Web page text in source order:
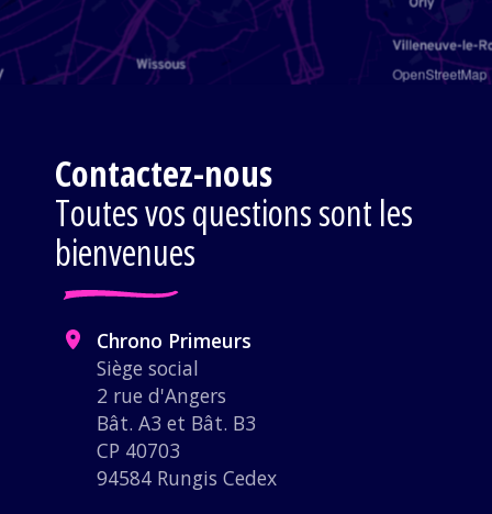
OpenStreetMap
Contactez-nous
Toutes vos questions sont les
bienvenues
Chrono Primeurs
Siège social
2 rue d'Angers
Bât. A3 et Bât. B3
CP 40703
94584 Rungis Cedex